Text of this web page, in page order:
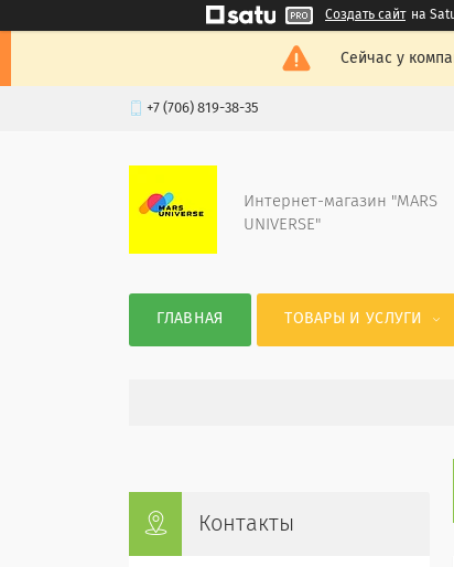
Создать сайт на
Сейчас у
+7 (706) 819-38-35
Интернет-магазин "MARS
UNIVERSE"
ГЛАВНАЯ ТОВАРЫ И УСЛУГИ
Контакты